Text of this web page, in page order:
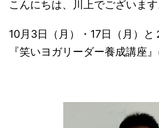
こんにちは、川上でございます
10月3日（月）・17日（月）と
『笑いヨガリーダー養成講座